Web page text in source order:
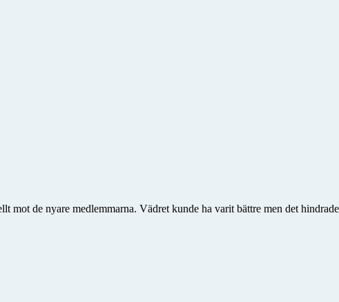
mot de nyare medlemmarna. Vädret kunde ha varit bättre men det